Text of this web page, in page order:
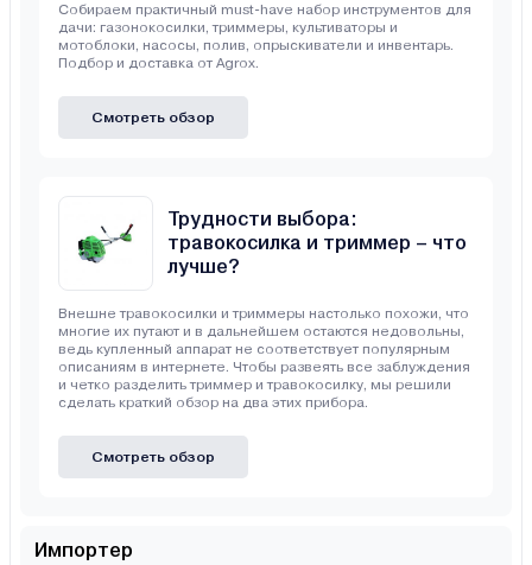
Собираем практичный must-have набор инструментов для
дачи: газонокосилки, триммеры, культиваторы и
мотоблоки, насосы, полив, опрыскиватели и инвентарь.
Подбор и доставка от Agrox.
Смотреть обзор
Трудности выбора:
травокосилка и триммер – что
лучше?
Внешне травокосилки и триммеры настолько похожи, что
многие их путают и в дальнейшем остаются недовольны,
ведь купленный аппарат не соответствует популярным
описаниям в интернете. Чтобы развеять все заблуждения
и четко разделить триммер и травокосилку, мы решили
сделать краткий обзор на два этих прибора.
Смотреть обзор
Импортер